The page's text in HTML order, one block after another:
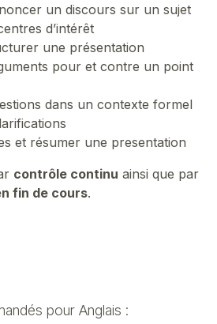
un discours sur un sujet
d’intérêt
une présentation
pour et contre un point
dans un contexte formel
et résumer une presentation
contrôle continu ainsi que par
fin de cours.
pour Anglais :